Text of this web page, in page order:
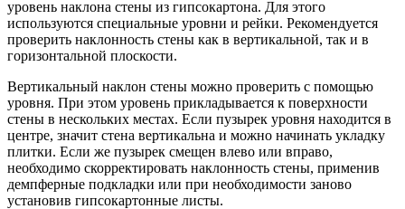
уровень наклона стены из гипсокартона. Для этого
используются специальные уровни и рейки. Рекомендуется
проверить наклонность стены как в вертикальной, так и в
горизонтальной плоскости.
Вертикальный наклон стены можно проверить с помощью
уровня. При этом уровень прикладывается к поверхности
стены в нескольких местах. Если пузырек уровня находится в
центре, значит стена вертикальна и можно начинать укладку
плитки. Если же пузырек смещен влево или вправо,
необходимо скорректировать наклонность стены, применив
демпферные подкладки или при необходимости заново
установив гипсокартонные листы.